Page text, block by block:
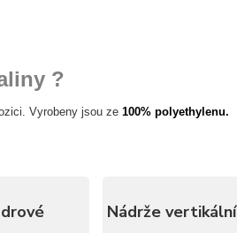
?
Vyrobeny jsou ze100% polyethylenu.
Nádrže vertikální